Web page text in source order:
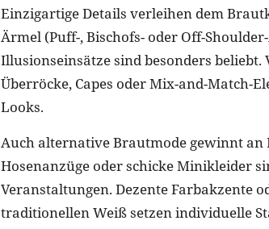
Einzigartige Details verleihen dem
Ärmel (Puff-, Bischofs- oder Off-
Illusionseinsätze sind besonders
Überröcke, Capes oder Mix-and-Match-
Looks.
Auch alternative Brautmode gewinnt an
Hosenanzüge oder schicke Minikleider
Veranstaltungen. Dezente Farbakzente
traditionellen Weiß setzen individuelle